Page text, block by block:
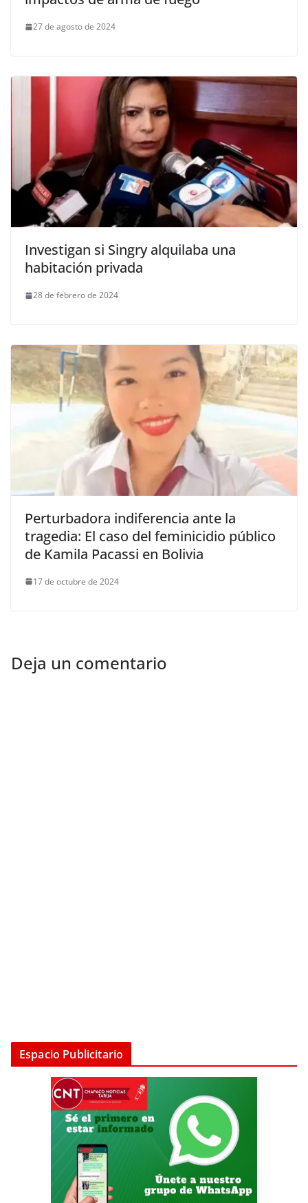
27 de agosto de 2024
Investigan si Singry alquilaba una
habitación privada
28 de febrero de 2024
Perturbadora indiferencia ante la
tragedia: El caso del feminicidio público
de Kamila Pacassi en Bolivia
17 de octubre de 2024
Deja un comentario
Espacio Publicitario